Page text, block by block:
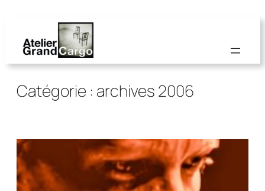
Catégorie : archives 2006